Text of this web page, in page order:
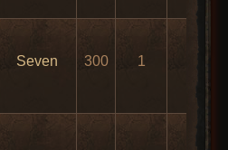
Seven 300 1